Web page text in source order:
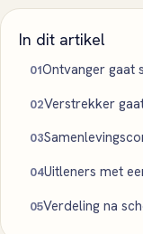
In dit artikel
Ontvanger gaat
Verstrekker
Uitleners met
Verdeling na